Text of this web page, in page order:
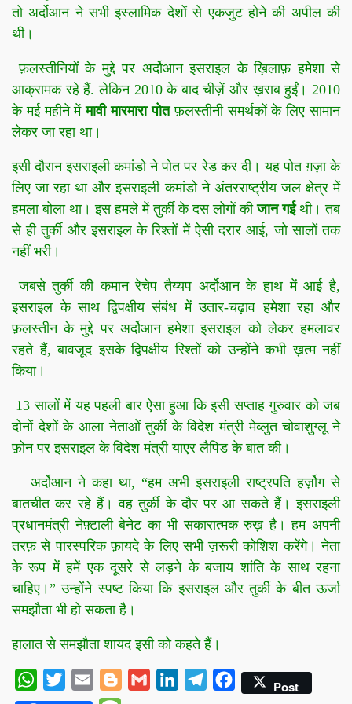
तो अर्दोआन ने सभी इस्लामिक देशों से एकजुट होने की अपील की
थी।
फ़लस्तीनियों के मुद्दे पर अर्दोआन इसराइल के ख़िलाफ़ हमेशा से
आक्रामक रहे हैं. लेकिन 2010 के बाद चीज़ें और ख़राब हुईं। 2010
के मई महीने मेंमावी मारमारा पोतफ़लस्तीनी समर्थकों के लिए सामान
लेकर जा रहा था।
इसी दौरान इसराइली कमांडो ने पोत पर रेड कर दी। यह पोत ग़ज़ा के
लिए जा रहा था और इसराइली कमांडो ने अंतरराष्ट्रीय जल क्षेत्र में
हमला बोला था। इस हमले में तुर्की के दस लोगों कीजान गईथी। तब
से ही तुर्की और इसराइल के रिश्तों में ऐसी दरार आई, जो सालों तक
नहीं भरी।
जबसे तुर्की की कमान रेचेप तैय्यप अर्दोआन के हाथ में आई है,
इसराइल के साथ द्विपक्षीय संबंध में उतार-चढ़ाव हमेशा रहा और
फ़लस्तीन के मुद्दे पर अर्दोआन हमेशा इसराइल को लेकर हमलावर
रहते हैं, बावजूद इसके द्विपक्षीय रिश्तों को उन्होंने कभी ख़त्म नहीं
किया।
13 सालों में यह पहली बार ऐसा हुआ कि इसी सप्ताह गुरुवार को जब
दोनों देशों के आला नेताओं तुर्की के विदेश मंत्री मेव्लुत चोवाशुग्लू ने
फ़ोन पर इसराइल के विदेश मंत्री याएर लैपिड के बात की।
अर्दोआन ने कहा था, “हम अभी इसराइली राष्ट्रपति हर्ज़ोग से
बातचीत कर रहे हैं। वह तुर्की के दौर पर आ सकते हैं। इसराइली
प्रधानमंत्री नेफ़्टाली बेनेट का भी सकारात्मक रुख़ है। हम अपनी
तरफ़ से पारस्परिक फ़ायदे के लिए सभी ज़रूरी कोशिश करेंगे। नेता
के रूप में हमें एक दूसरे से लड़ने के बजाय शांति के साथ रहना
चाहिए।” उन्होंने स्पष्ट किया कि इसराइल और तुर्की के बीत ऊर्जा
समझौता भी हो सकता है।
हालात से समझौता शायद इसी को कहते हैं।
WhatsApp
Twitter Email BloggerGmail LinkedInTelegramFacebookPost